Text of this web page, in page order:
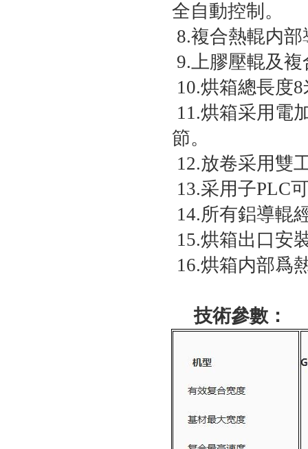
全自動控制。
8.複合熱輥内
9.上膠壓輥及
10.烘箱總長度
11.烘箱采用電
節。
12.放卷采用雙
13.采用子PLC
14.所有鋁導輥
15.烘箱出口安
16.烘箱内部爲
技術參數：